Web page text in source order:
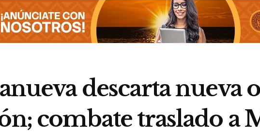
descarta nueva
combate traslado a